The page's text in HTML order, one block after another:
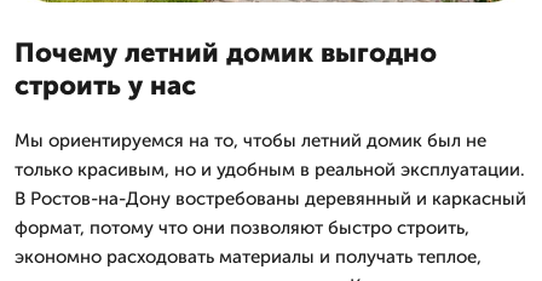
Почему летний домик выгодно
строить у нас
Мы ориентируемся на то, чтобы летний домик был не
только красивым, но и удобным в реальной эксплуатации.
В Ростов-на-Дону востребованы деревянный и каркасный
формат, потому что они позволяют быстро строить,
экономно расходовать материалы и получать теплое,